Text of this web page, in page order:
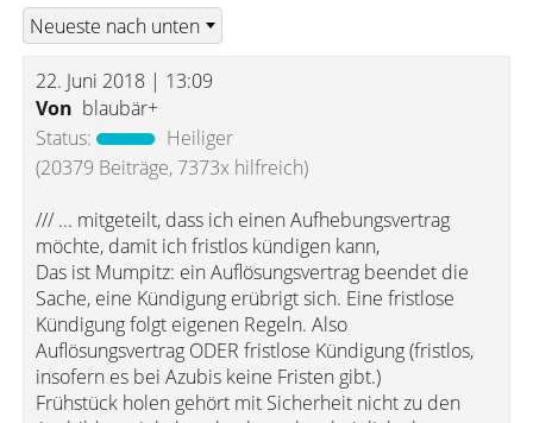
22. Juni 2018 | 13:09
Von blaubär+
Status:
Heiliger
(20379 Beiträge, 7373x hilfreich)
/// ... mitgeteilt, dass ich einen Aufhebungsvertrag
möchte, damit ich fristlos kündigen kann,
Das ist Mumpitz: ein Auflösungsvertrag beendet die
Sache, eine Kündigung erübrigt sich. Eine fristlose
Kündigung folgt eigenen Regeln. Also
Auflösungsvertrag ODER fristlose Kündigung (fristlos,
insofern es bei Azubis keine Fristen gibt.)
Frühstück holen gehört mit Sicherheit nicht zu den